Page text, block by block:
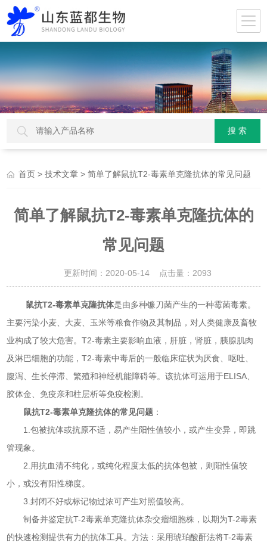
首页 >技术文章 > 简单了解鼠抗T2-毒素单克隆抗体的常见问题
简单了解鼠抗T2-毒素单克隆抗体的
常见问题
更新时间：2020-05-14 点击量： 2093
鼠抗T2-毒素单克隆抗体是由多种镰刀菌产生的一种霉菌毒素。
主要污染小麦、大麦、玉米等粮食作物及其制品，对人类健康及畜牧
业构成了较大危害。T2-毒素主要影响血液，肝脏，肾脏，胰腺肌肉
及淋巴细胞的功能，T2-毒素中毒后的一般临床症状为厌食、呕吐、
腹泻、生长停滞、繁殖和神经机能障碍等。该抗体可运用于ELISA、
胶体金、免疫亲和柱层析等免疫检测。
鼠抗T2-毒素单克隆抗体的常见问题 ：
1.包被抗体或抗原不适，易产生阳性值较小，或产生变异，即跳
管现象。
2.用抗血清不纯化，或纯化程度太低的抗体包被，则阳性值较
小，或没有阳性梯度。
3.封闭不好或标记物过浓可产生对照值较高。
制备并鉴定抗T-2毒素单克隆抗体杂交瘤细胞株，以期为T-2毒素
的快速检测提供有力的抗体工具。方法：采用琥珀酸酐法将T-2毒素